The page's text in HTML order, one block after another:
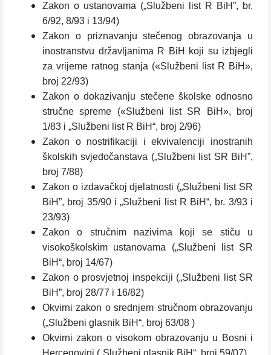
Zakon o ustanovama („Službeni list R BiH”, br.
6/92, 8/93 i 13/94)
Zakon o priznavanju stečenog obrazovanja u
inostranstvu državljanima R BiH koji su izbjegli
za vrijeme ratnog stanja («Službeni list R BiH»,
broj 22/93)
Zakon o dokazivanju stečene školske odnosno
stručne spreme («Službeni list SR BiH», broj
1/83 i „Službeni list R BiH“, broj 2/96)
Zakon o nostrifikaciji i ekvivalenciji inostranih
školskih svjedočanstava („Službeni list SR BiH”,
broj 7/88)
Zakon o izdavačkoj djelatnosti („Službeni list SR
BiH”, broj 35/90 i „Službeni list R BiH“, br. 3/93 i
23/93)
Zakon o stručnim nazivima koji se stiču u
visokoškolskim ustanovama („Službeni list SR
BiH“, broj 14/67)
Zakon o prosvjetnoj inspekciji („Službeni list SR
BiH”, broj 28/77 i 16/82)
Okvirni zakon o srednjem stručnom obrazovanju
(„Službeni glasnik BiH“, broj 63/08 )
Okvirni zakon o visokom obrazovanju u Bosni i